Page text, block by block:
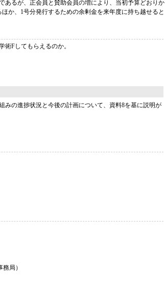
あるが、正会員と賛助会員の増により、当初予算どおりか
か、1号分発行するための余剰金を来年度に持ち越せると
Fしてもらえるのか。
みの進捗状況と今後の計画について、資料8を基に説明が
局）